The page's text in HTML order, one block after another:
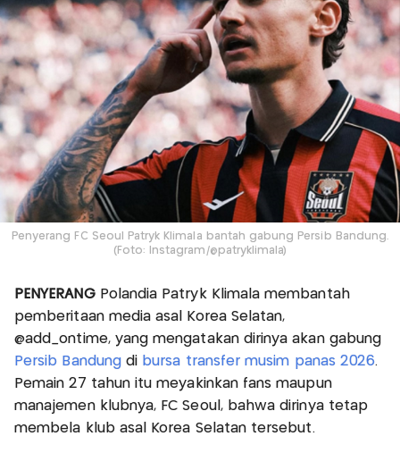
Penyerang FC Seoul Patryk Klimala bantah gabung Persib Bandung.
(Foto: Instagram/@patryklimala)
PENYERANG Polandia Patryk Klimala membantah
pemberitaan media asal Korea Selatan,
@add_ontime, yang mengatakan dirinya akan gabung
Persib Bandung di bursa transfer musim panas 2026.
Pemain 27 tahun itu meyakinkan fans maupun
manajemen klubnya, FC Seoul, bahwa dirinya tetap
membela klub asal Korea Selatan tersebut.